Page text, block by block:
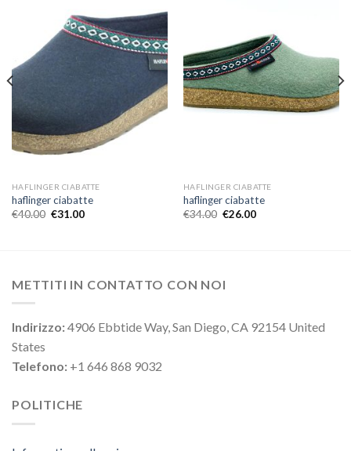
HAFLINGER CIABATTE
haflinger ciabatte
€40.00 €31.00
HAFLINGER CIABATTE
haflinger ciabatte
€34.00 €26.00
METTITI IN CONTATTO CON NOI
Indirizzo:4906 Ebbtide Way, San Diego, CA 92154 United
States
Telefono: +1 646 868 9032
POLITICHE